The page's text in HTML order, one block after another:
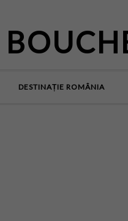
DESTINAȚIE ROMÂNIA